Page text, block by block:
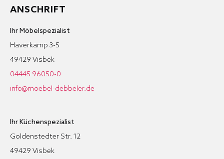
ANSCHRIFT
Ihr Möbelspezialist
Haverkamp 3-5
49429 Visbek
04445 96050-0
info@moebel-debbeler.de
Ihr Küchenspezialist
Goldenstedter Str. 12
49429 Visbek